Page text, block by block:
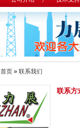
首页 » 联系我们
联系方